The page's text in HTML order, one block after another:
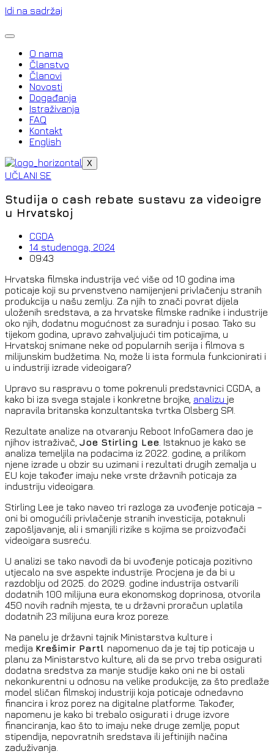
Idi na sadržaj
O nama
Članstvo
Članovi
Novosti
Događanja
Istraživanja
FAQ
Kontakt
English
X
UČLANI SE
Studija o cash rebate sustavu za videoigre
u Hrvatskoj
CGDA
14 studenoga, 2024
09:43
Hrvatska filmska industrija već više od 10 godina ima
poticaje koji su prvenstveno namijenjeni privlačenju stranih
produkcija u našu zemlju. Za njih to znači povrat dijela
uloženih sredstava, a za hrvatske filmske radnike i industrije
oko njih, dodatnu mogućnost za suradnju i posao. Tako su
tijekom godina, upravo zahvaljujući tim poticajima, u
Hrvatskoj snimane neke od popularnih serija i filmova s
milijunskim budžetima. No, može li ista formula funkcionirati i
u industriji izrade videoigara?
Upravo su raspravu o tome pokrenuli predstavnici CGDA, a
kako bi iza svega stajale i konkretne brojke, analizu je
napravila britanska konzultantska tvrtka Olsberg SPI.
Rezultate analize na otvaranju Reboot InfoGamera dao je
njihov istraživač, Joe Stirling Lee . Istaknuo je kako se
analiza temeljila na podacima iz 2022. godine, a prilikom
njene izrade u obzir su uzimani i rezultati drugih zemalja u
EU koje također imaju neke vrste državnih poticaja za
industriju videoigara.
Stirling Lee je tako naveo tri razloga za uvođenje poticaja –
oni bi omogućili privlačenje stranih investicija, potaknuli
zapošljavanje, ali i smanjili rizike s kojima se proizvođači
videoigara susreću.
U analizi se tako navodi da bi uvođenje poticaja pozitivno
utjecalo na sve aspekte industrije. Procjena je da bi u
razdoblju od 2025. do 2029. godine industrija ostvarili
dodatnih 100 milijuna eura ekonomskog doprinosa, otvorila
450 novih radnih mjesta, te u državni proračun uplatila
dodatnih 23 milijuna eura kroz poreze.
Na panelu je državni tajnik Ministarstva kulture i
medija Krešimir Partl napomenuo da je taj tip poticaja u
planu za Ministarstvo kulture, ali da se prvo treba osigurati
dodatna sredstva za manje studije kako oni ne bi ostali
nekonkurentni u odnosu na velike produkcije, za što predlaže
model sličan filmskoj industriji koja poticaje odnedavno
financira i kroz porez na digitalne platforme. Također,
napomenu je kako bi trebalo osigurati i druge izvore
financiranja, kao što to imaju neke druge zemlje, poput
stipendija, nepovratnih sredstava ili jeftinijih načina
zaduživanja.